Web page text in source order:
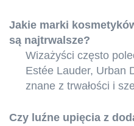
Jakie marki
są najtrwalsze?
Wizażyści często
Estée Lauder, Urban
znane z trwałości i
Czy luźne upięcia z